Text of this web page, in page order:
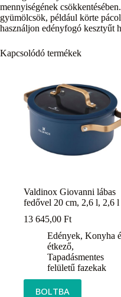
mennyiségének
gyümölcsök, például körte
használjon edényfogó kesztyűt
Kapcsolódó termékek
Valdinox Giovanni lábas
fedővel 20 cm, 2,6 l, 2,6 l
13 645,00 Ft
Edények, Konyha
étkező,
Tapadásmentes
felületű fazekak
BOLTBA